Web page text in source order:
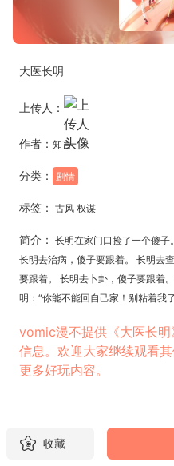
大医长明
上传人：
作者： 知言
分类： 剧情
标签： 古风 权谋
简介： 长明在家门口捡了一个傻子
长明去治病，傻子要跟着。 长明去
要跟着。 长明去卜卦，傻子要跟着
明：“你能不能回自己家！别粘着我
vomic漫不提供《大医长
信息。欢迎大家继续观看
更多好玩内容。
收藏